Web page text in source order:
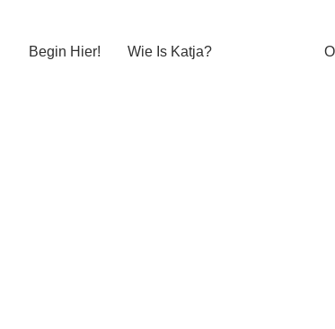
Begin Hier! Wie Is Katja?